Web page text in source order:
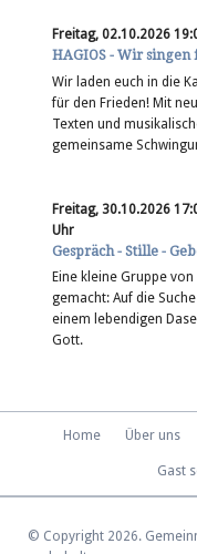
Freitag, 02.10.2026
HAGIOS - Wir singen
Wir laden euch in die
für den Frieden! Mit
Texten und
gemeinsame
Freitag, 30.10.2026
Uhr
Gespräch - Stille -
Eine kleine Gruppe
gemacht: Auf die
einem lebendigen
Gott.
Navigation
Home Über uns
Gast
© Copyright 2026.